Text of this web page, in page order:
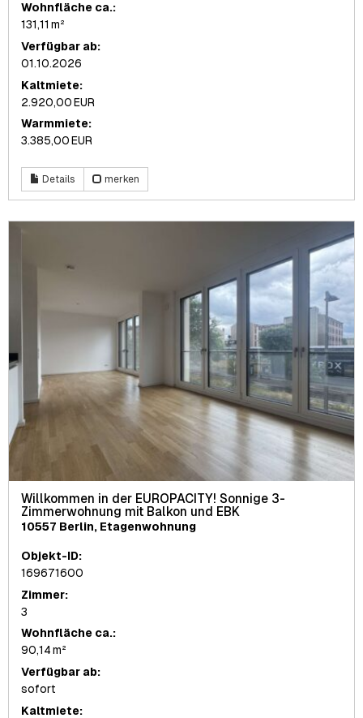
Wohnfläche ca.:
131,11 m²
Verfügbar ab:
01.10.2026
Kaltmiete:
2.920,00 EUR
Warmmiete:
3.385,00 EUR
Details merken
Willkommen in der EUROPACITY! Sonnige 3-
Zimmerwohnung mit Balkon und EBK
10557 Berlin, Etagenwohnung
Objekt-ID:
169671600
Zimmer:
3
Wohnfläche ca.:
90,14 m²
Verfügbar ab:
sofort
Kaltmiete: